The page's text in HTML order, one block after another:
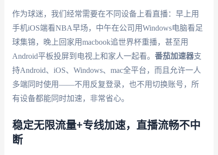
作为球迷，我们经常需要在不同设备上看直播：早上用
手机iOS端看NBA早场，中午在公司用Windows电脑看足
球集锦，晚上回家用macbook追世界杯重播，甚至用
Android平板投屏到电视上和家人一起看。 番茄加速器支
持Android、iOS、Windows、mac全平台，而且允许一人
多端同时使用——不用反复登录，也不用切换账号，所
有设备都能同时加速，非常省心。
稳定无限流量+专线加速，直播流畅不中
断